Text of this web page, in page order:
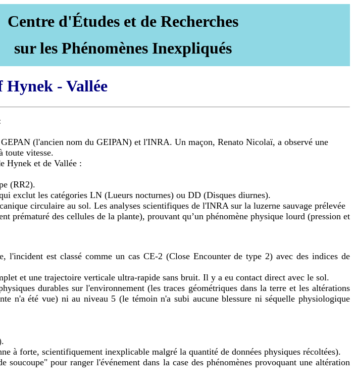
Centre d'Études et de Recherches
sur les Phénomènes Inexpliqués
- Vallée
(l'ancien nom du GEIPAN) et l'INRA. Un maçon, Renato Nicolaï, a observé une
toute vitesse.
Hynek et de Vallée :
(RR2).
exclut les catégories LN (Lueurs nocturnes) ou DD (Disques diurnes).
circulaire au sol. Les analyses scientifiques de l'INRA sur la luzerne sauvage prélevée
des cellules de la plante), prouvant qu’un phénomène physique lourd (pression et
l'incident est classé comme un cas CE-2 (Close Encounter de type 2) avec des indices de
et une trajectoire verticale ultra-rapide sans bruit. Il y a eu contact direct avec le sol.
durables sur l'environnement (les traces géométriques dans la terre et les altérations
n'a été vue) ni au niveau 5 (le témoin n'a subi aucune blessure ni séquelle physiologique
à forte, scientifiquement inexplicable malgré la quantité de données physiques récoltées).
pour ranger l'événement dans la case des phénomènes provoquant une altération